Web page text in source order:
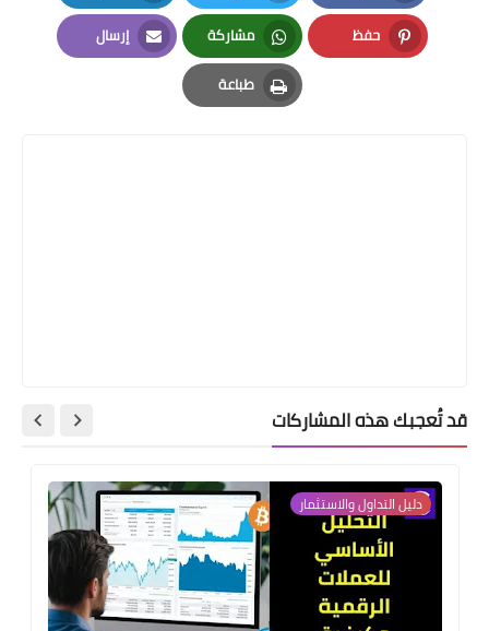
Facebook
Twitter
LinkedIn
حفظ
Pinterest
مشاركة
Whatsapp
إرسال
Email
طباعة
Print
قد تُعجبك هذه المشاركات
دليل التداول والاستثمار